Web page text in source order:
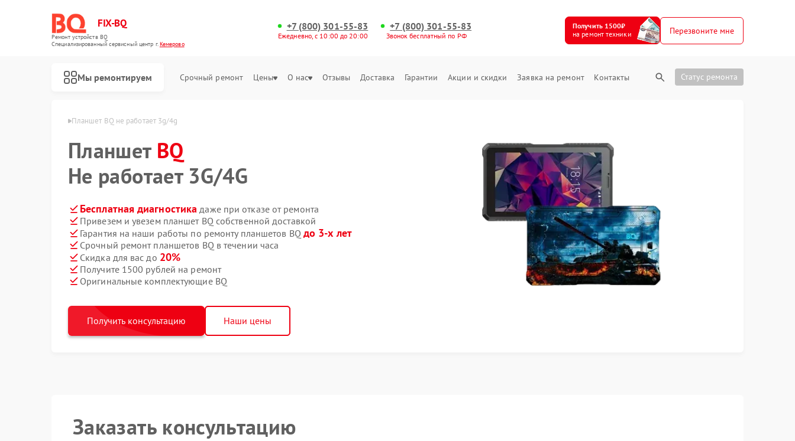
FIX-BQ
Ремонт устройств BQ
Специализированный cервисный центр г.Кемерово
+7 (800) 301-55-83
Ежедневно, с 10:00 до 20:00
+7 (800) 301-55-83
Звонок бесплатный по РФ
Получить 1500₽
на ремонт техники
Перезвоните мне
Мы ремонтируем Срочный ремонт Цены О нас Отзывы Доставка Гарантии Акции и скидки Заявка на ремонт Контакты Статус ремонта
Планшет BQ не работает 3g/4g
Планшет BQ
Не работает 3G/4G
Бесплатная диагностика даже при отказе от ремонта
Привезем и увезем планшет BQ собственной доставкой
Гарантия на наши работы по ремонту планшетов BQ до 3-х лет
Срочный ремонт планшетов BQ в течении часа
Скидка для вас до 20%
Получите 1500 рублей на ремонт
Оригинальные комплектующие BQ
Получить консультацию Наши цены
Заказать консультацию